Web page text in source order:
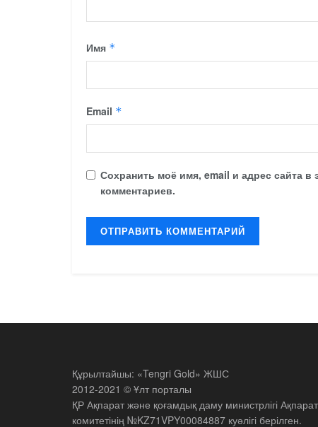
Имя *
Email *
Сохранить моё имя, email и адрес сайта
комментариев.
Құрылтайшы: «Tengri Gold» ЖШС
2012-2021 © Ұлт порталы
ҚР Ақпарат және қоғамдық даму министрлігі Ақпарат
комитетінің №KZ71VPY00084887 куәлігі берілген.